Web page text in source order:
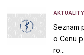
AKTUALITY
Seznam
o Cenu
ro...